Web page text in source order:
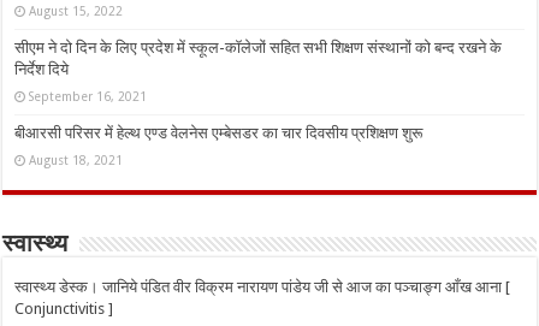
August 15, 2022
सीएम ने दो दिन के लिए प्रदेश में स्कूल-कॉलेजों सहित सभी शिक्षण संस्थानों को बन्द रखने के
निर्देश दिये
September 16, 2021
बीआरसी परिसर में हेल्थ एण्ड वेलनेस एम्बेसडर का चार दिवसीय प्रशिक्षण शुरू
August 18, 2021
स्वास्थ्य
स्वास्थ्य डेस्क। जानिये पंडित वीर विक्रम नारायण पांडेय जी से आज का पञ्चाङ्ग आँख आना [
Conjunctivitis ]